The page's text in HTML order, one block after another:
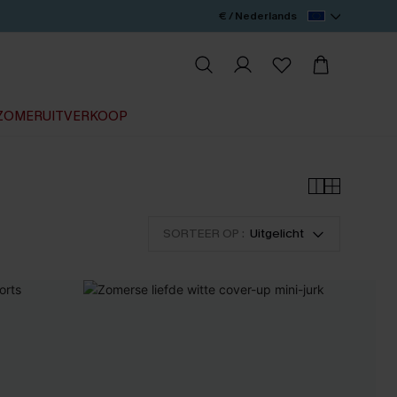
€ / Nederlands
SORTEER OP : Uitgelicht